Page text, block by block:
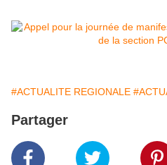
#ACTUALITE REGIONALE
Partager